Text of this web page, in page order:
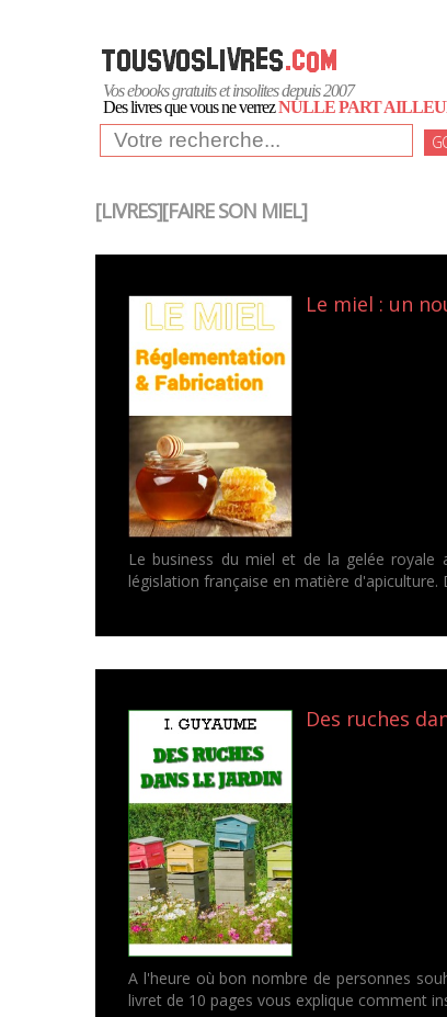
Vos ebooks gratuits et insolites depuis 2007
Des livres que vous ne verrezNULLE PART
[LIVRES][FAIRE SON MIEL]
Le miel : un
Le business du miel et de la gelée
législation française en matière d'apiculture.
Des ruches
A l'heure où bon nombre de personnes
livret de 10 pages vous explique comment